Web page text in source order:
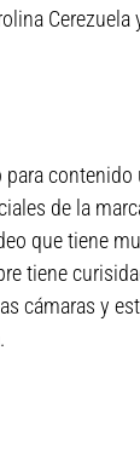
Cerezuela
contenido
de la
que tiene
tiene
cámaras y